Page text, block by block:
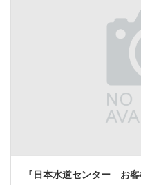
『日本水道センター お客